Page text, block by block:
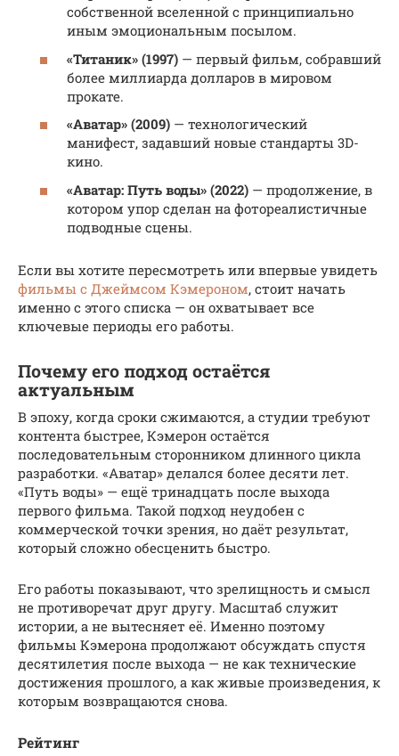
собственной вселенной с принципиально
иным эмоциональным посылом.
«Титаник» (1997) — первый фильм, собравший
более миллиарда долларов в мировом
прокате.
«Аватар» (2009) — технологический
манифест, задавший новые стандарты 3D-
кино.
«Аватар: Путь воды» (2022) — продолжение, в
котором упор сделан на фотореалистичные
подводные сцены.
Если вы хотите пересмотреть или впервые увидеть
фильмы с Джеймсом Кэмероном, стоит начать
именно с этого списка — он охватывает все
ключевые периоды его работы.
Почему его подход остаётся
актуальным
В эпоху, когда сроки сжимаются, а студии требуют
контента быстрее, Кэмерон остаётся
последовательным сторонником длинного цикла
разработки. «Аватар» делался более десяти лет.
«Путь воды» — ещё тринадцать после выхода
первого фильма. Такой подход неудобен с
коммерческой точки зрения, но даёт результат,
который сложно обесценить быстро.
Его работы показывают, что зрелищность и смысл
не противоречат друг другу. Масштаб служит
истории, а не вытесняет её. Именно поэтому
фильмы Кэмерона продолжают обсуждать спустя
десятилетия после выхода — не как технические
достижения прошлого, а как живые произведения, к
которым возвращаются снова.
Рейтинг